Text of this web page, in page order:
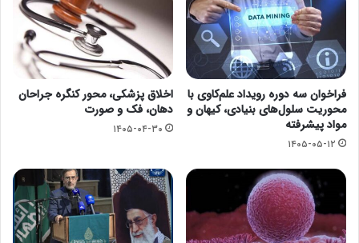
فراخوان سه دوره رویداد علم‌کاوی با
محوریت سلول‌های بنیادی، کیهان و
مواد پیشرفته
۱۴۰۵-۰۵-۱۲
اخلاق پزشکی، محور کنگره جراحان
دهان، فک و صورت
۱۴۰۵-۰۴-۳۰